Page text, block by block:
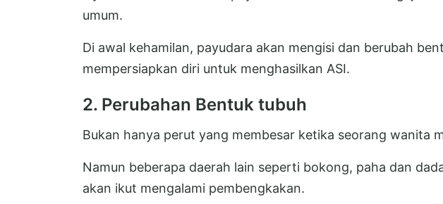
umum.
Di awal kehamilan, payudara akan mengisi dan berubah
mempersiapkan diri untuk menghasilkan ASI.
2. Perubahan Bentuk tubuh
Bukan hanya perut yang membesar ketika seorang wanita
Namun beberapa daerah lain seperti bokong, paha dan
akan ikut mengalami pembengkakan.